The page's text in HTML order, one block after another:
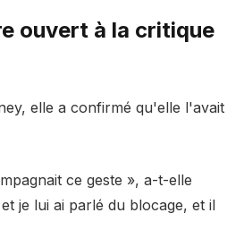
ouvert à la critique
elle a confirmé qu'elle l'avait
ce geste », a-t-elle
je lui ai parlé du blocage, et il